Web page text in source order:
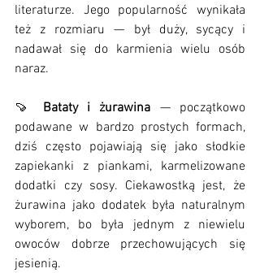
literaturze. Jego popularność wynikała
też z rozmiaru — był duży, sycący i
nadawał się do karmienia wielu osób
naraz.
🍠 Bataty i żurawina — początkowo
podawane w bardzo prostych formach,
dziś często pojawiają się jako słodkie
zapiekanki z piankami, karmelizowane
dodatki czy sosy. Ciekawostką jest, że
żurawina jako dodatek była naturalnym
wyborem, bo była jednym z niewielu
owoców dobrze przechowujących się
jesienią.